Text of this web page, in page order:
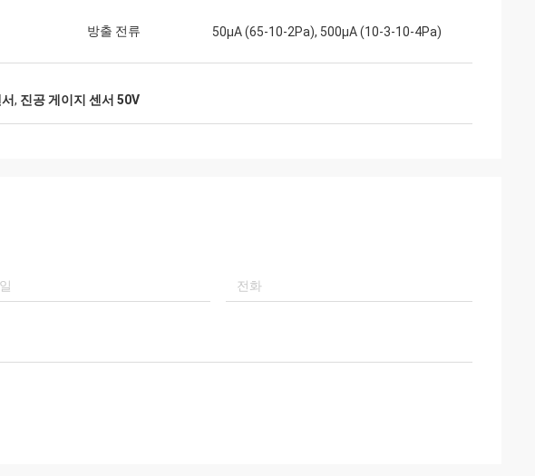
방출 전류 50μA (65-10-2Pa), 500μA (10-3-10-4Pa)
, 진공 게이지 센서 50V